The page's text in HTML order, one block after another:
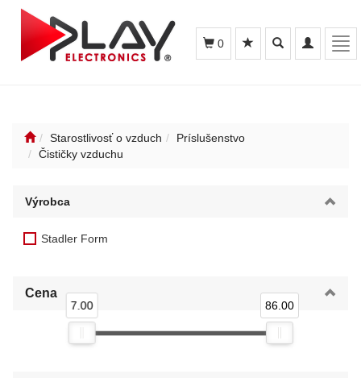
Toggle
navigation
Toggle
search
0
Starostlivosť o vzduch
Príslušenstvo
Čističky vzduchu
Výrobca
Stadler Form
Cena
7.00 86.00